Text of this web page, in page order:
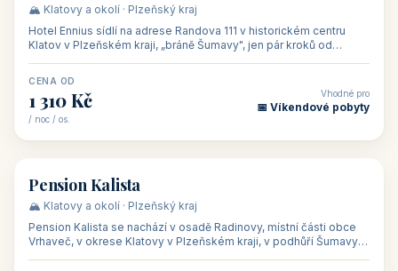
🏔️ Klatovy a okolí · Plzeňský kraj
Hotel Ennius sídlí na adrese Randova 111 v historickém centru
Klatov v Plzeňském kraji, „bráně Šumavy", jen pár kroků od
CENA OD
1 310 Kč
/ noc / os.
Vhodné pro
📅 Víkendové pobyty
🏡 penzion
Pension Kalista
🏔️ Klatovy a okolí · Plzeňský kraj
Pension Kalista se nachází v osadě Radinovy, místní části obce
Vrhaveč, v okrese Klatovy v Plzeňském kraji, v podhůří Šumavy